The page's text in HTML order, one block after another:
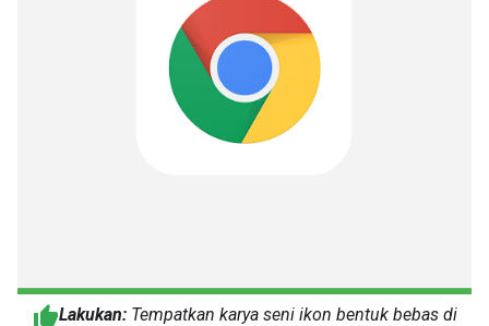
Lakukan:Tempatkan karya seni ikon bentuk bebas di